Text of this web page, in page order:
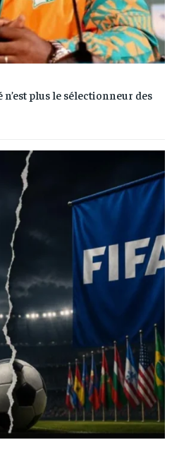
n’est plus le sélectionneur des